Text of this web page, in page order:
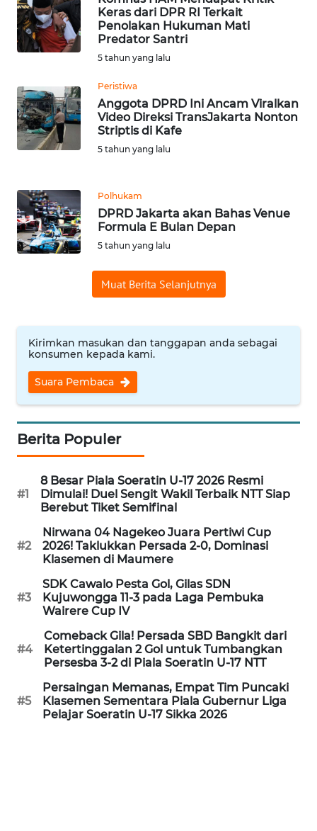
Keras dari DPR RI Terkait
Penolakan Hukuman Mati
Predator Santri
5 tahun yang lalu
Peristiwa
Anggota DPRD Ini Ancam Viralkan
Video Direksi TransJakarta Nonton
Striptis di Kafe
5 tahun yang lalu
Polhukam
DPRD Jakarta akan Bahas Venue
Formula E Bulan Depan
5 tahun yang lalu
Muat Berita Selanjutnya
Kirimkan masukan dan tanggapan anda sebagai
konsumen kepada kami.
Suara Pembaca
Berita Populer
#1
8 Besar Piala Soeratin U-17 2026 Resmi
Dimulai! Duel Sengit Wakil Terbaik NTT Siap
Berebut Tiket Semifinal
#2
Nirwana 04 Nagekeo Juara Pertiwi Cup
2026! Taklukkan Persada 2-0, Dominasi
Klasemen di Maumere
#3
SDK Cawalo Pesta Gol, Gilas SDN
Kujuwongga 11-3 pada Laga Pembuka
Wairere Cup IV
#4
Comeback Gila! Persada SBD Bangkit dari
Ketertinggalan 2 Gol untuk Tumbangkan
Persesba 3-2 di Piala Soeratin U-17 NTT
#5
Persaingan Memanas, Empat Tim Puncaki
Klasemen Sementara Piala Gubernur Liga
Pelajar Soeratin U-17 Sikka 2026
WN
JATIM
WN
KALBAR
KALTENG
WN
KALTARA
WN
KALTIM
WN
SULSEL
WN
WN
SULUT
WN
MALUKU
WN
MALUT
WN
DAIRI
WN
DANAU